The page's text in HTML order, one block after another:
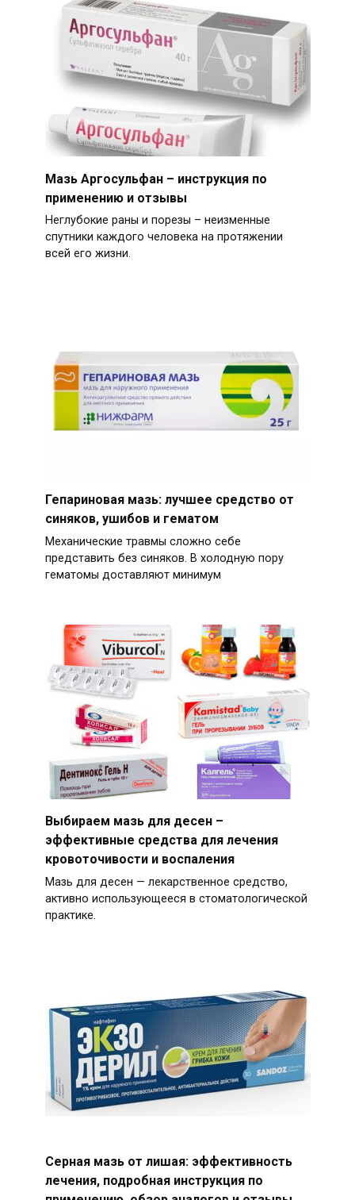
Мазь Аргосульфан – инструкция по
применению и отзывы
Неглубокие раны и порезы – неизменные
спутники каждого человека на протяжении
всей его жизни.
Гепариновая мазь: лучшее средство от
синяков, ушибов и гематом
Механические травмы сложно себе
представить без синяков. В холодную пору
гематомы доставляют минимум
Выбираем мазь для десен –
эффективные средства для лечения
кровоточивости и воспаления
Мазь для десен — лекарственное средство,
активно использующееся в стоматологической
практике.
Серная мазь от лишая: эффективность
лечения, подробная инструкция по